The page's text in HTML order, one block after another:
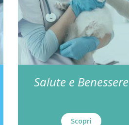
Salute e Benessere
Scopri